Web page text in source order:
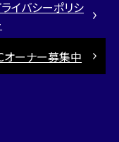
イバシーポリシ
オーナー募集中